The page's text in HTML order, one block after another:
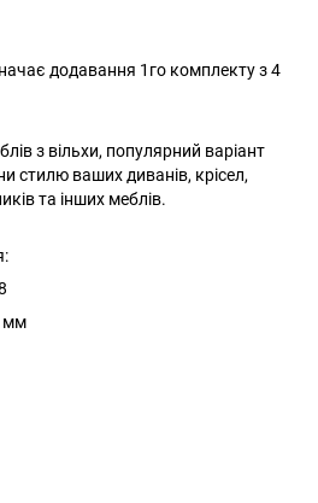
додавання 1го комплекту з 4
з вільхи, популярний варіант
стилю ваших диванів, крісел,
та інших меблів.
мм